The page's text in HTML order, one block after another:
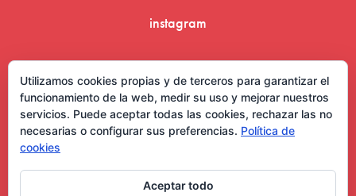
instagram
Utilizamos cookies propias y de terceros para garantizar el
funcionamiento de la web, medir su uso y mejorar nuestros
servicios. Puede aceptar todas las cookies, rechazar las no
necesarias o configurar sus preferencias. Política de
cookies
Aceptar todo